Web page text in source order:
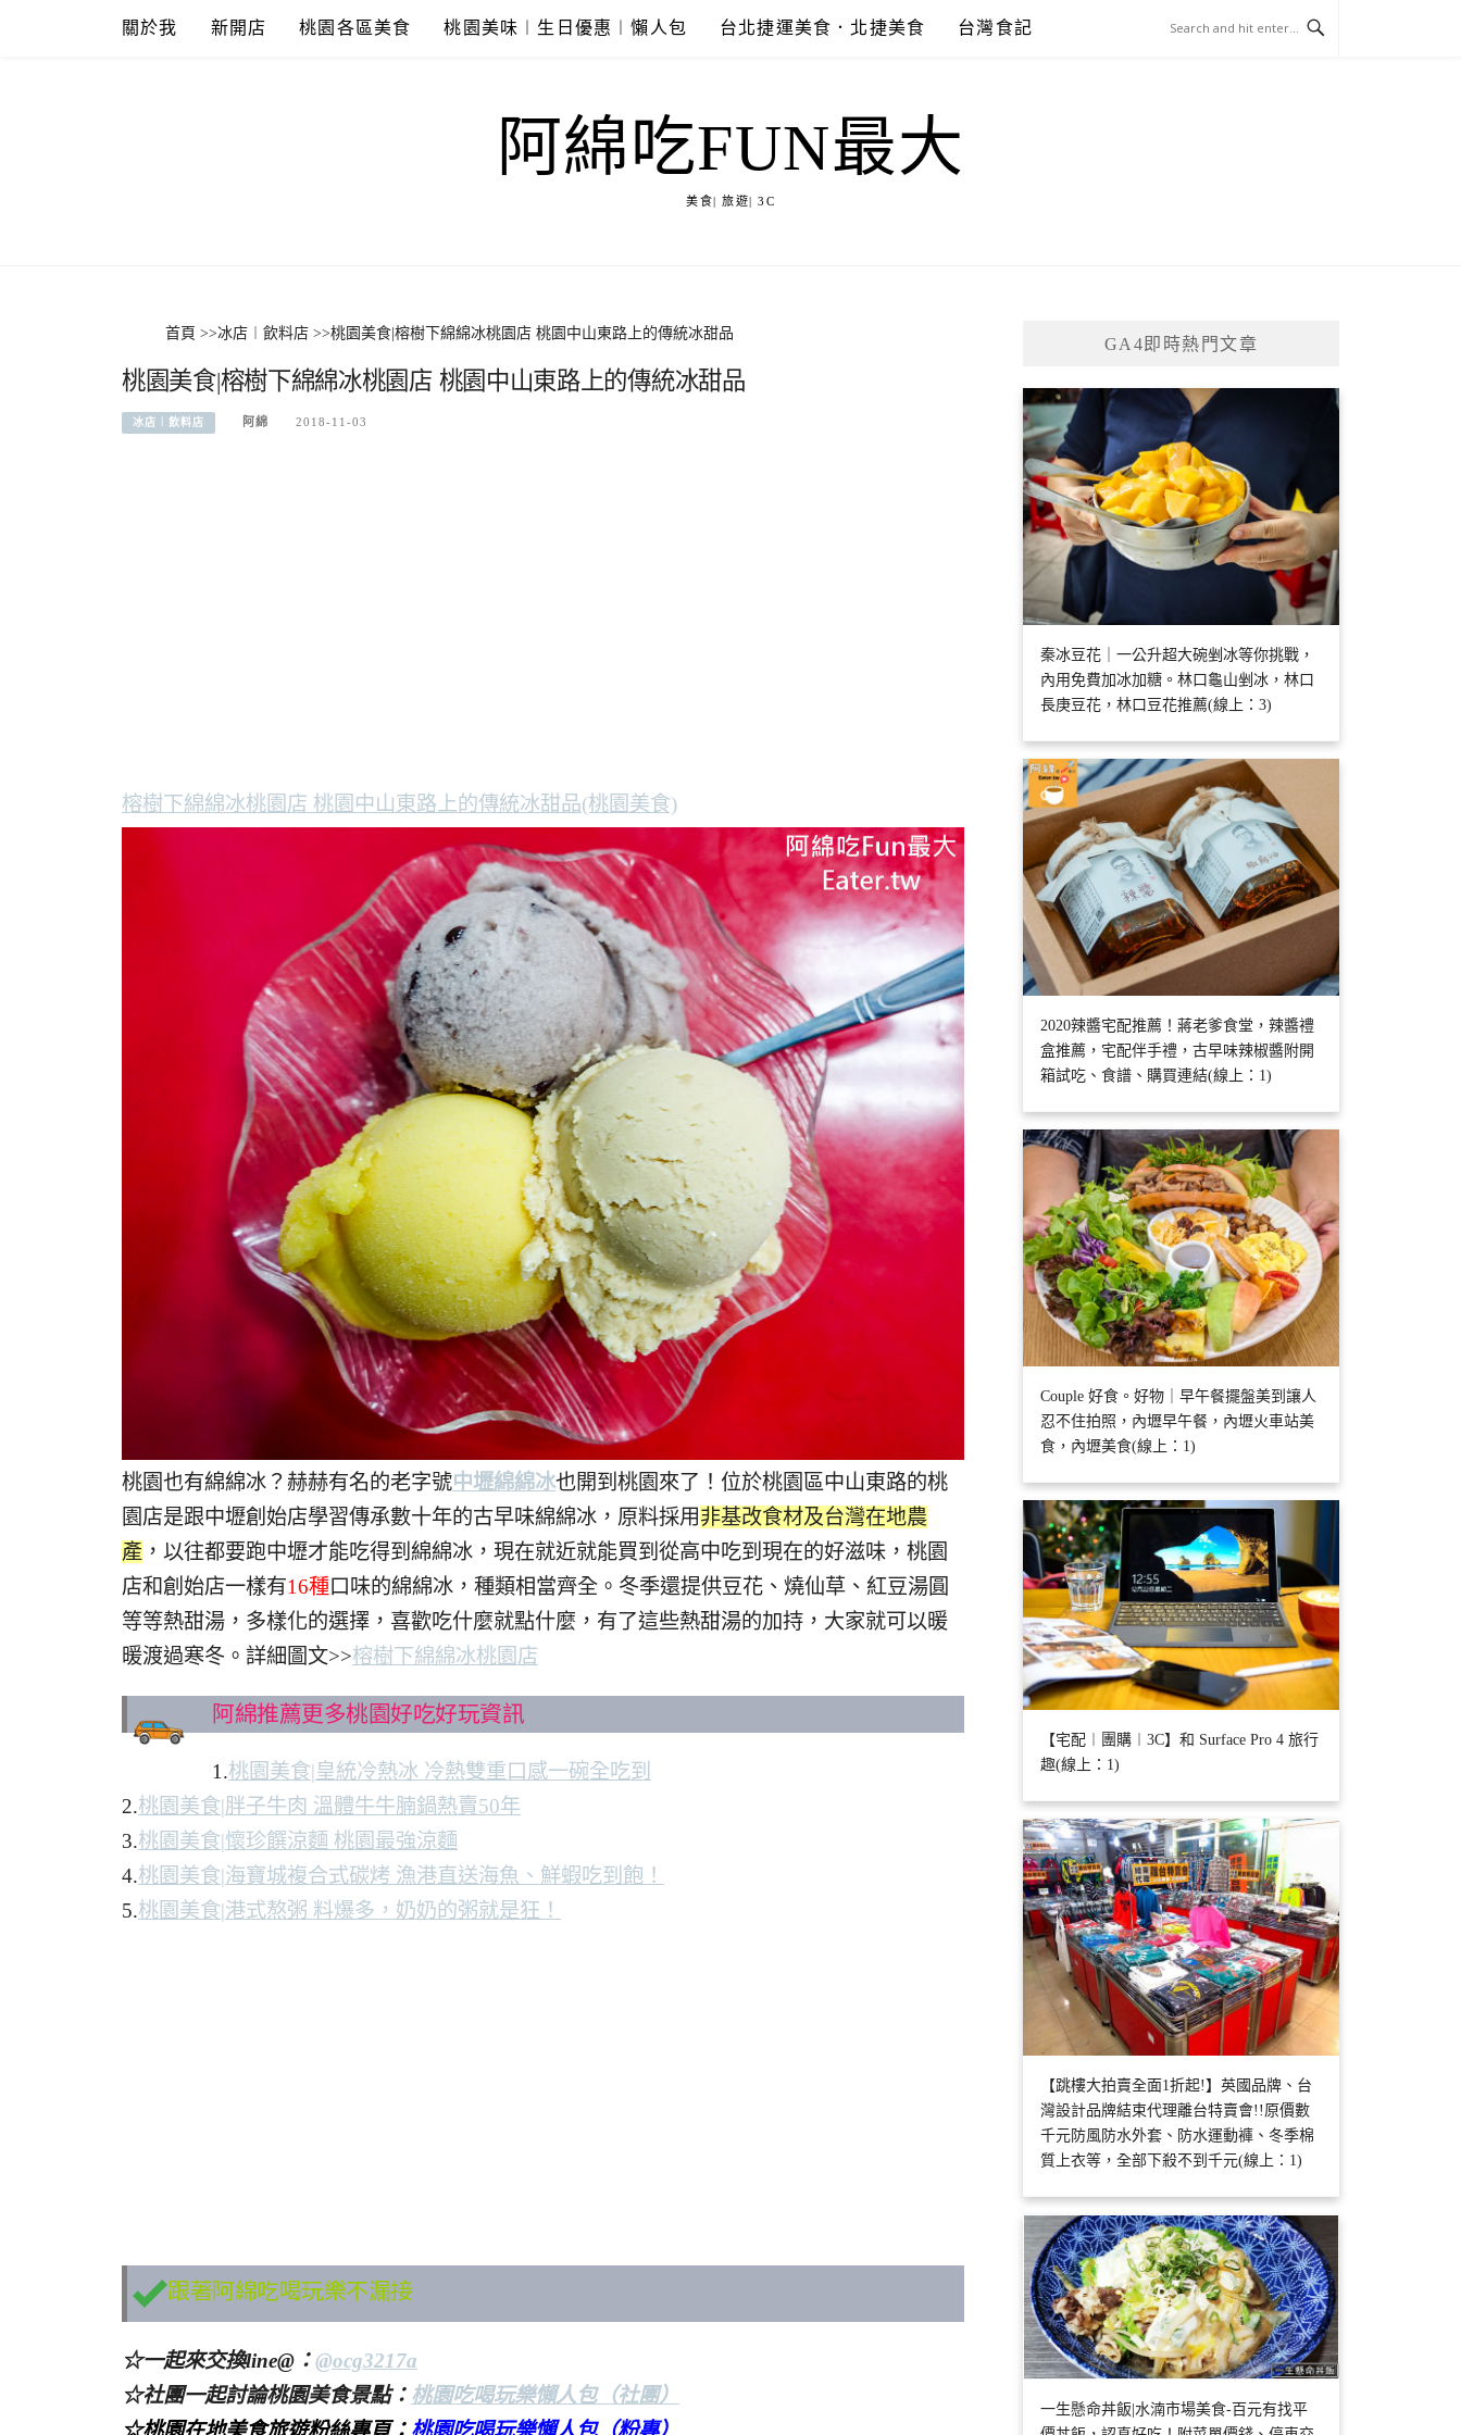
關於我 新開店 桃園各區美食 桃園美味︱生日優惠︱懶人包 台北捷運美食．北捷美食 台灣食記
阿綿吃FUN最大
美食| 旅遊| 3C
首頁 >>冰店︱飲料店 >>桃園美食|榕樹下綿綿冰桃園店 桃園中山東路上的傳統冰甜品
桃園美食|榕樹下綿綿冰桃園店 桃園中山東路上的傳統冰甜品
冰店︱飲料店 阿綿 2018-11-03
榕樹下綿綿冰桃園店 桃園中山東路上的傳統冰甜品(桃園美食)
桃園也有綿綿冰？赫赫有名的老字號中壢綿綿冰也開到桃園來了！位於桃園區中山東路的桃
園店是跟中壢創始店學習傳承數十年的古早味綿綿冰，原料採用非基改食材及台灣在地農
產 ，以往都要跑中壢才能吃得到綿綿冰，現在就近就能買到從高中吃到現在的好滋味，桃園
店和創始店一樣有16種口味的綿綿冰，種類相當齊全。冬季還提供豆花、燒仙草、紅豆湯圓
等等熱甜湯，多樣化的選擇，喜歡吃什麼就點什麼，有了這些熱甜湯的加持，大家就可以暖
暖渡過寒冬。詳細圖文>>榕樹下綿綿冰桃園店
阿綿推薦更多桃園好吃好玩資訊
1.桃園美食|皇統冷熱冰 冷熱雙重口感一碗全吃到
2.桃園美食|胖子牛肉 溫體牛牛腩鍋熱賣50年
3.桃園美食|懷珍饌涼麵 桃園最強涼麵
4.桃園美食|海寶城複合式碳烤 漁港直送海魚、鮮蝦吃到飽！
5.桃園美食|港式熬粥 料爆多，奶奶的粥就是狂！
跟著阿綿吃喝玩樂不漏接
☆一起來交換line@：@ocg3217a
☆社團一起討論桃園美食景點： 桃園吃喝玩樂懶人包（社團）
☆桃園在地美食旅遊粉絲專頁： 桃園吃喝玩樂懶人包（粉專）
GA4即時熱門文章
秦冰豆花｜一公升超大碗剉冰等你挑戰，
內用免費加冰加糖。林口龜山剉冰，林口
長庚豆花，林口豆花推薦(線上：3)
2020辣醬宅配推薦！蔣老爹食堂，辣醬禮
盒推薦，宅配伴手禮，古早味辣椒醬附開
箱試吃、食譜、購買連結(線上：1)
Couple 好食。好物｜早午餐擺盤美到讓人
忍不住拍照，內壢早午餐，內壢火車站美
食，內壢美食(線上：1)
【宅配︱團購︱3C】和 Surface Pro 4 旅行
趣(線上：1)
【跳樓大拍賣全面1折起!】英國品牌、台
灣設計品牌結束代理離台特賣會!!原價數
千元防風防水外套、防水運動褲、冬季棉
質上衣等，全部下殺不到千元(線上：1)
一生懸命丼飯|水湳市場美食-百元有找平